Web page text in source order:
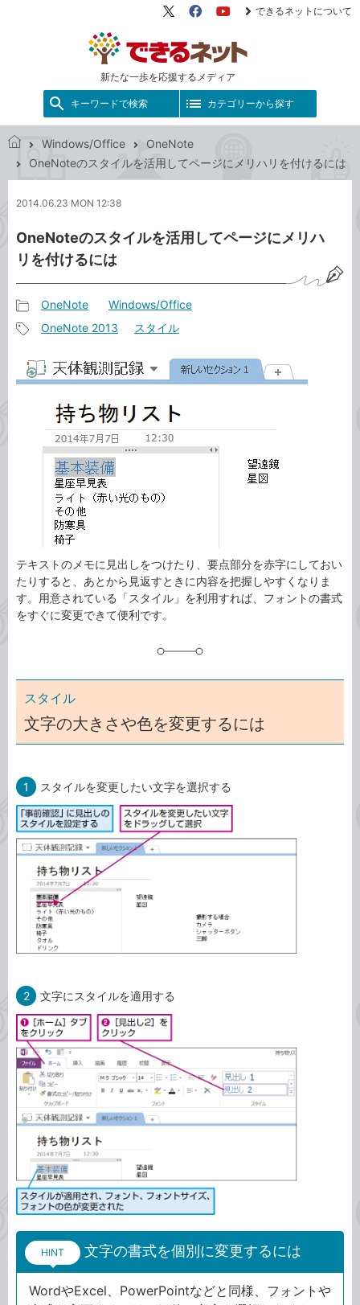
新たな一歩を応援するメディア
X（旧
FacebookYouTube
できるネットについて
キーワードで検索 カテゴリーから探す
で
ネ
ト
Windows/Office
OneNote
OneNoteのスタイルを活用してページにメリハリを付けるには
2014.06.23 MON 12:38
OneNoteのスタイルを活用してページにメリハ
リを付けるには
事
カ
テ
OneNote Windows/Office
事
タ
OneNote 2013 スタイル
テキストのメモに見出しをつけたり、要点部分を赤字にしておい
たりすると、あとから見返すときに内容を把握しやすくなりま
す。用意されている「スタイル」を利用すれば、フォントの書式
をすぐに変更できて便利です。
スタイル
文字の大きさや色を変更するには
1 スタイルを変更したい文字を選択する
2 文字にスタイルを適用する
HINT 文字の書式を個別に変更するには
WordやExcel、PowerPointなどと同様、フォントや